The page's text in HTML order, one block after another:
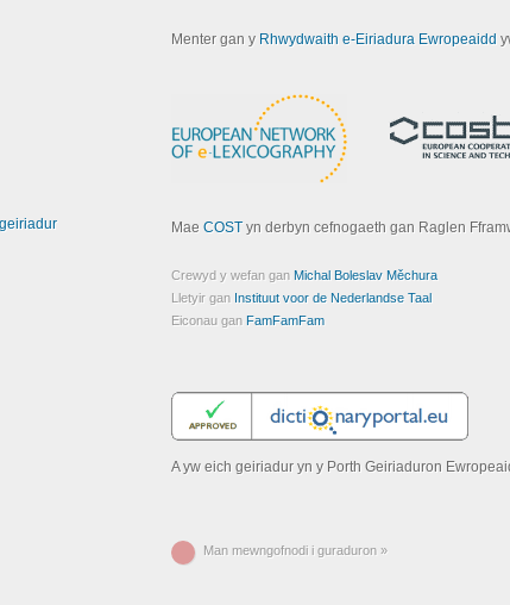
Menter gan y Rhwydwaith e-Eiriadura Ewropeaidd
Mae COSTyn derbyn cefnogaeth gan Raglen
Crewyd y wefan gan Michal Boleslav Měchura
Lletyir gan Instituut voor de Nederlandse Taal
Eiconau gan FamFamFam
A yw eich geiriadur yn y Porth Geiriaduron
Man mewngofnodi i guraduron »